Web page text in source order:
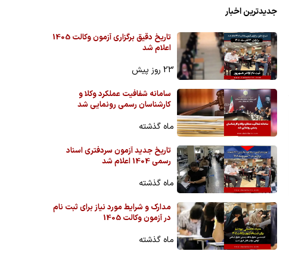
جدیدترین اخبار
تاریخ دقیق برگزاری آزمون وکالت 1405
اعلام شد
23 روز پیش
سامانه شفافیت عملکرد وکلا و
کارشناسان رسمی رونمایی شد
ماه گذشته
تاریخ جدید آزمون سردفتری اسناد
رسمی 1404 اعلام شد
ماه گذشته
مدارک و شرایط مورد نیاز برای ثبت نام
در آزمون وکالت 1405
ماه گذشته